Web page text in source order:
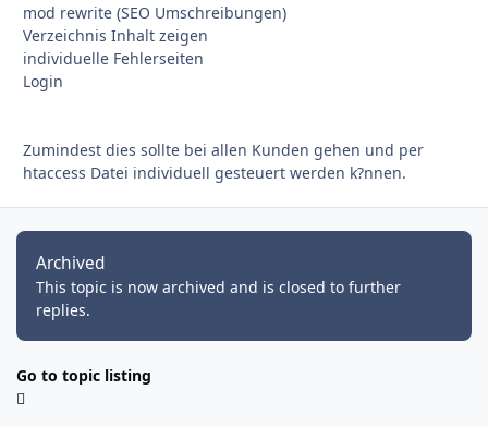
mod rewrite (SEO Umschreibungen)
Verzeichnis Inhalt zeigen
individuelle Fehlerseiten
Login
Zumindest dies sollte bei allen Kunden gehen und per
htaccess Datei individuell gesteuert werden k?nnen.
Archived
This topic is now archived and is closed to further
replies.
Go to topic listing